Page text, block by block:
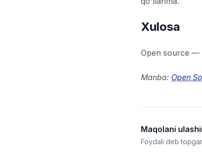
Xulosa
Open source —
Manba: Open
Maqolani
Foydali deb